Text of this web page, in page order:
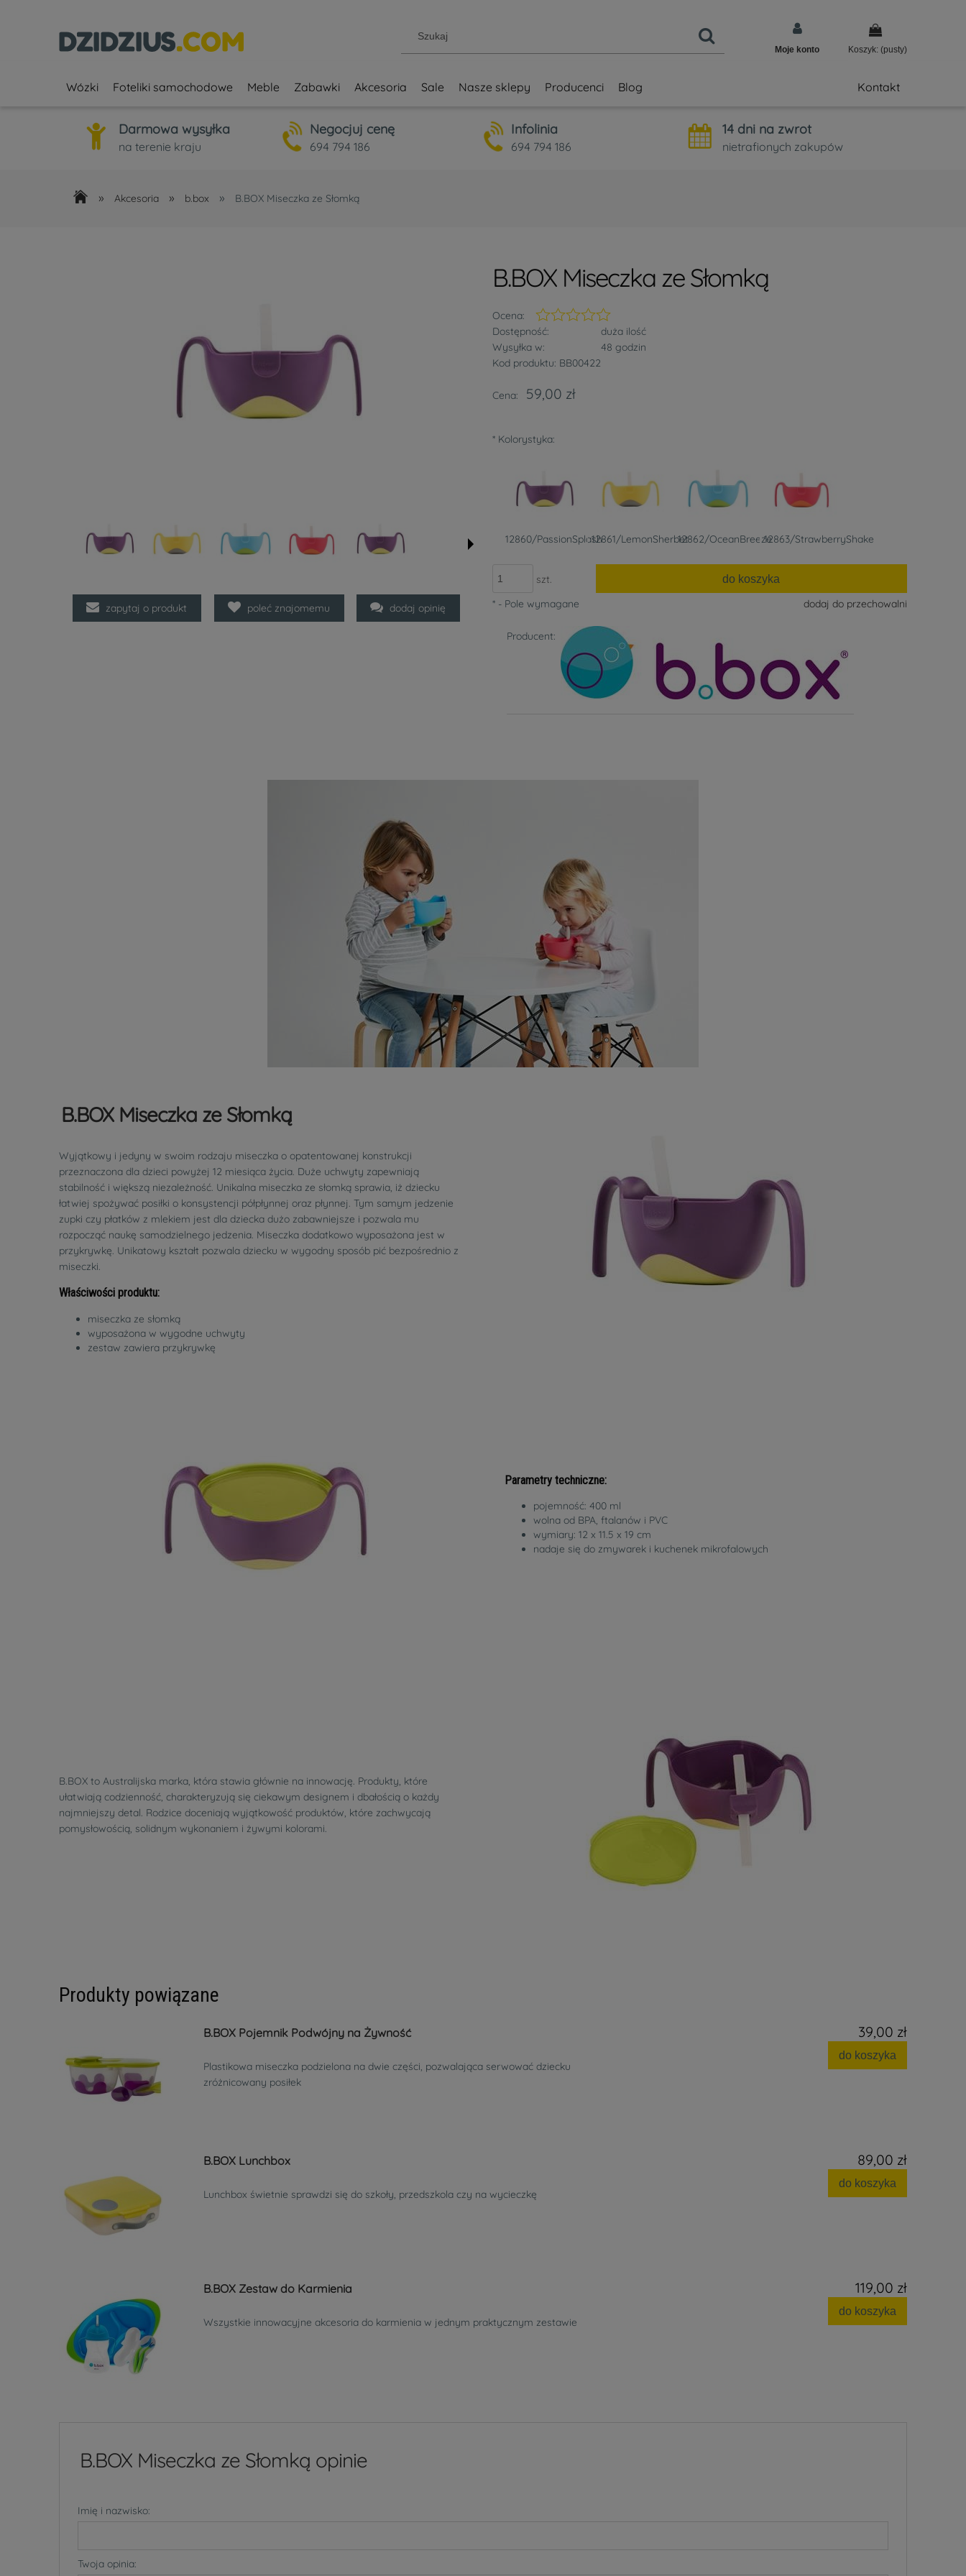
Koszyk: (pusty)
Moje konto
Wózki Foteliki samochodowe Meble Zabawki Akcesoria Sale Nasze sklepy Producenci Blog Kontakt
Darmowa wysyłka
na terenie kraju
Negocjuj cenę
694 794 186
Infolinia
694 794 186
14 dni na zwrot
nietrafionych zakupów
» Akcesoria » b.box » B.BOX Miseczka ze Słomką
zapytaj o produkt poleć znajomemu dodaj opinię
B.BOX Miseczka ze Słomką
Ocena:
Dostępność:
duża ilość
Wysyłka w:
48 godzin
Kod produktu: BB00422
Cena: 59,00 zł
*Kolorystyka:
12860/PassionSplash12861/LemonSherbet12862/OceanBreeze12863/StrawberryShake
szt.
do koszyka
dodaj do przechowalni
*- Pole wymagane
Producent:
B.BOX Miseczka ze Słomką
Wyjątkowy i jedyny w swoim rodzaju miseczka o opatentowanej konstrukcji
przeznaczona dla dzieci powyżej 12 miesiąca życia. Duże uchwyty zapewniają
stabilność i większą niezależność. Unikalna miseczka ze słomką sprawia, iż dziecku
łatwiej spożywać posiłki o konsystencji półpłynnej oraz płynnej. Tym samym jedzenie
zupki czy płatków z mlekiem jest dla dziecka dużo zabawniejsze i pozwala mu
rozpocząć naukę samodzielnego jedzenia. Miseczka dodatkowo wyposażona jest w
przykrywkę. Unikatowy kształt pozwala dziecku w wygodny sposób pić bezpośrednio z
miseczki.
Właściwości produktu:
miseczka ze słomką
wyposażona w wygodne uchwyty
zestaw zawiera przykrywkę
Parametry techniczne:
pojemność: 400 ml
wolna od BPA, ftalanów i PVC
wymiary: 12 x 11.5 x 19 cm
nadaje się do zmywarek i kuchenek mikrofalowych
B.BOX to Australijska marka, która stawia głównie na innowację. Produkty, które
ułatwiają codzienność, charakteryzują się ciekawym designem i dbałością o każdy
najmniejszy detal. Rodzice doceniają wyjątkowość produktów, które zachwycają
pomysłowością, solidnym wykonaniem i żywymi kolorami.
Produkty powiązane
B.BOX Pojemnik Podwójny na Żywność
Plastikowa miseczka podzielona na dwie części, pozwalająca serwować dziecku
zróżnicowany posiłek
39,00 zł
do koszyka
B.BOX Lunchbox
Lunchbox świetnie sprawdzi się do szkoły, przedszkola czy na wycieczkę
89,00 zł
do koszyka
B.BOX Zestaw do Karmienia
Wszystkie innowacyjne akcesoria do karmienia w jednym praktycznym zestawie
119,00 zł
do koszyka
B.BOX Miseczka ze Słomką opinie
Imię i nazwisko:
Twoja opinia: